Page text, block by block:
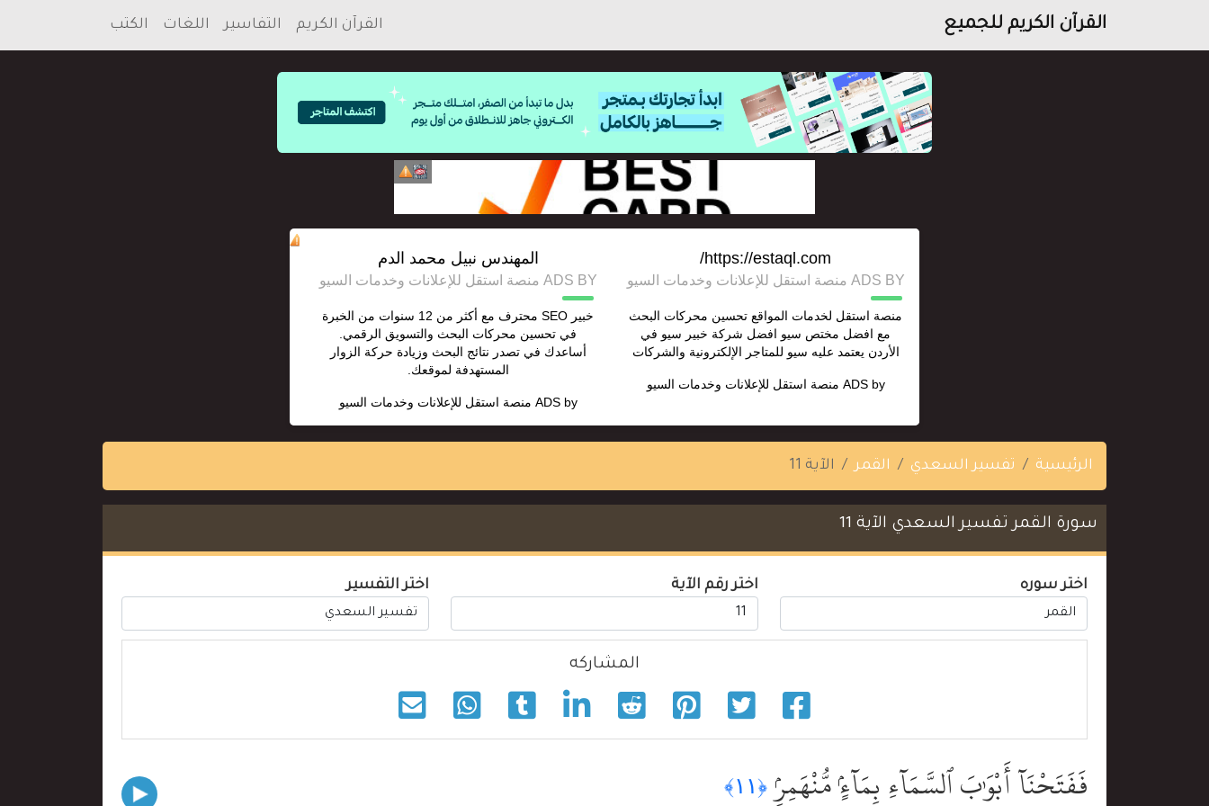
القرآن الكريم للجميع القرآن الكريم التفاسير اللغات الكتب
https://estaql.com/
ADS BY منصة استقل للإعلانات وخدمات السيو
منصة استقل لخدمات المواقع تحسين محركات البحث
مع افضل مختص سيو افضل شركة خبير سيو في
الأردن يعتمد عليه سيو للمتاجر الإلكترونية والشركات
ADS by منصة استقل للإعلانات وخدمات السيو
المهندس نبيل محمد الدم
ADS BY منصة استقل للإعلانات وخدمات السيو
خبير SEO محترف مع أكثر من 12 سنوات من الخبرة
في تحسين محركات البحث والتسويق الرقمي.
أساعدك في تصدر نتائج البحث وزيادة حركة الزوار
المستهدفة لموقعك.
ADS by منصة استقل للإعلانات وخدمات السيو
الرئيسية تفسير السعدي القمر الآية 11
سورة القمر تفسير السعدي الآية 11
اختر سوره اختر رقم الآية اختر التفسير
المشاركه
فَفَتَحْنَآ أَبْوَٰبَ ٱلسَّمَآءِ بِمَآءٍۢ مُّنْهَمِرٍۢ ﴿١١﴾